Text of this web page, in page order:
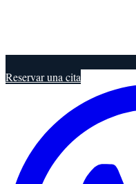
Reservar una cita